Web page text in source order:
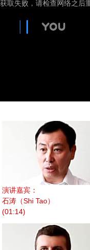
演讲嘉宾：
石涛（Shi Tao）
(01:14)